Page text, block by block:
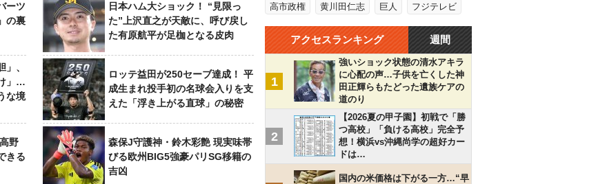
ーツ
の裏
日本ハム大ショック！ “見限っ
た”上沢直之が天敵に、呼び戻し
た有原航平が足枷となる皮肉
、
」…
な境
ロッテ益田が250セーブ達成！ 平
成生まれ投手初の名球会入りを支
えた「浮き上がる直球」の秘密
野
きる
森保J守護神・鈴木彩艶 現実味帯
びる欧州BIG5強豪パリSG移籍の
吉凶
高市政権 黄川田仁志 巨人 フジテレビ
アクセスランキング 週間
1
強いショック状態の清水アキラ
に心配の声…子供を亡くした神
田正輝らもたどった遺族ケアの
道のり
2
【2026夏の甲子園】初戦で「勝
つ高校」「負ける高校」完全予
想！横浜vs沖縄尚学の超好カー
ドは…
国内の米価格は下がる一方…“早